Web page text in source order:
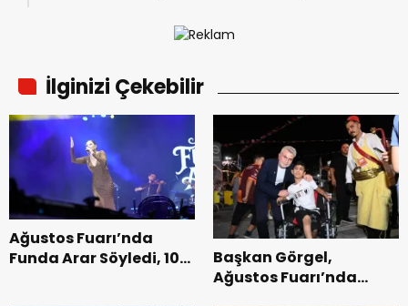
İlginizi Çekebilir
Ağustos Fuarı’nda
Funda Arar Söyledi, 100
Başkan Görgel,
Ağustos Fuarı’nda